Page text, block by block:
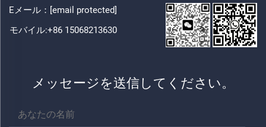
Eメール： [email protected]
モバイル:+86 15068213630
メッセージを送信してください。